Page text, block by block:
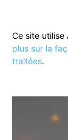
Ce site utilise
plus sur la
traitées.